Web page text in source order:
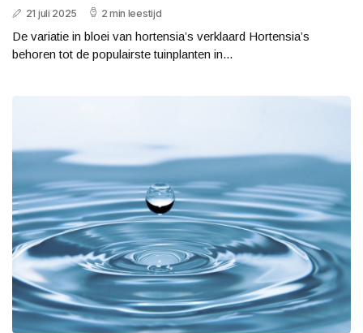
21 juli 2025 2 min leestijd
De variatie in bloei van hortensia’s verklaard Hortensia’s
behoren tot de populairste tuinplanten in...